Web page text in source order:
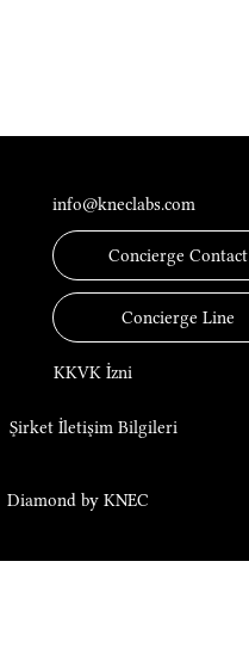
info@kneclabs.com
Concierge Contact
Concierge Line
KKVK İzni
Şirket İletişim Bilgileri
Diamond by KNEC